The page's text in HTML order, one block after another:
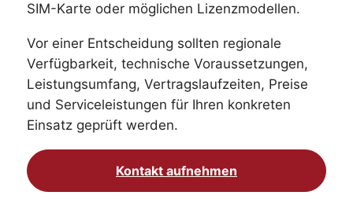
SIM-Karte oder möglichen Lizenzmodellen.
Vor einer Entscheidung sollten regionale
Verfügbarkeit, technische Voraussetzungen,
Leistungsumfang, Vertragslaufzeiten, Preise
und Serviceleistungen für Ihren konkreten
Einsatz geprüft werden.
Kontakt aufnehmen